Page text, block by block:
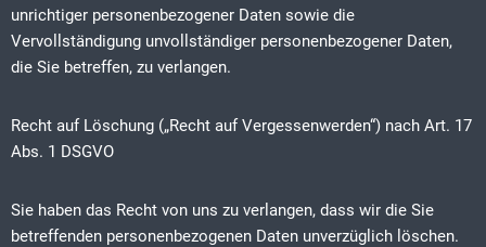
unrichtiger personenbezogener Daten sowie die
Vervollständigung unvollständiger personenbezogener Daten,
die Sie betreffen, zu verlangen.
Recht auf Löschung („Recht auf Vergessenwerden“) nach Art. 17
Abs. 1 DSGVO
Sie haben das Recht von uns zu verlangen, dass wir die Sie
betreffenden personenbezogenen Daten unverzüglich löschen.